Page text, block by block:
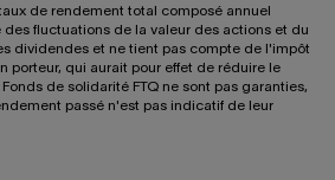
de rendement total composé annuel
fluctuations de la valeur des actions et du
dividendes et ne tient pas compte de l'impôt
porteur, qui aurait pour effet de réduire le
de solidarité FTQ ne sont pas garanties,
passé n'est pas indicatif de leur